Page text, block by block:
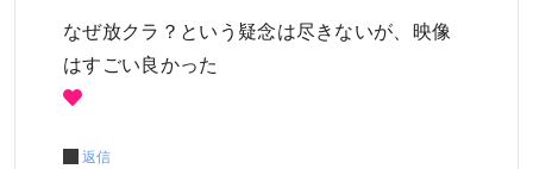
なぜ放クラ？という疑念は尽きないが、映像
はすごい良かった
返信